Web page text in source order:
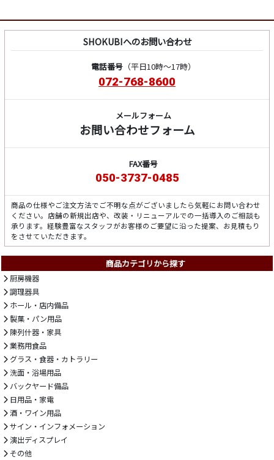
SHOKUBIへのお問い合わせ
電話番号（平日10時～17時）
072-768-8600
メールフォーム
お問い合わせフォーム
FAX番号
050-3737-0485
商品の仕様やご注文方法でご不明な点がございましたら気軽にお問い合わせ
ください。店舗の新規出店や、改装・リニューアルでの一括導入のご相談も
承ります。経験豊富なスタッフがお客様のご要望に沿った提案、お見積もり
をさせていただきます。
商品カテゴリから探す
厨房機器
調理器具
ホール・店内備品
製菓・パン用品
陳列什器・家具
業務用食品
グラス・食器・カトラリー
洗面・浴場用品
バックヤード備品
日用品・家電
酒・ワイン用品
サイン・インフォメーション
演出ディスプレイ
その他